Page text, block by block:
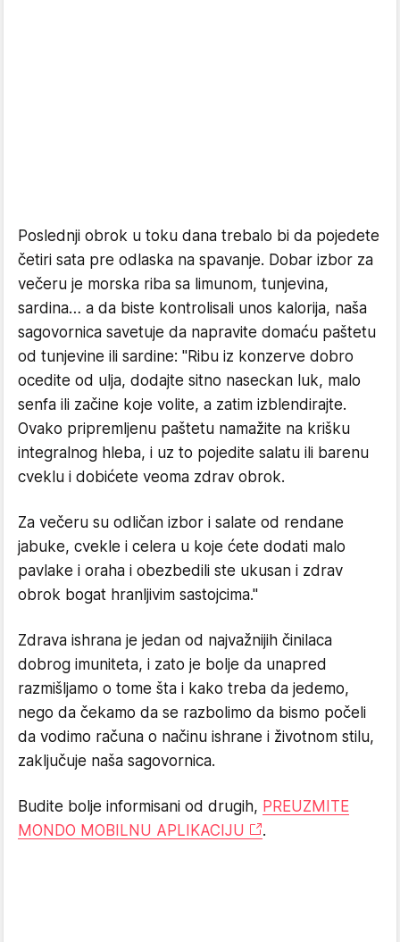
Poslednji obrok u toku dana trebalo bi da pojedete
četiri sata pre odlaska na spavanje. Dobar izbor za
večeru je morska riba sa limunom, tunjevina,
sardina… a da biste kontrolisali unos kalorija, naša
sagovornica savetuje da napravite domaću paštetu
od tunjevine ili sardine: "Ribu iz konzerve dobro
ocedite od ulja, dodajte sitno naseckan luk, malo
senfa ili začine koje volite, a zatim izblendirajte.
Ovako pripremljenu paštetu namažite na krišku
integralnog hleba, i uz to pojedite salatu ili barenu
cveklu i dobićete veoma zdrav obrok.
Za večeru su odličan izbor i salate od rendane
jabuke, cvekle i celera u koje ćete dodati malo
pavlake i oraha i obezbedili ste ukusan i zdrav
obrok bogat hranljivim sastojcima."
Zdrava ishrana je jedan od najvažnijih činilaca
dobrog imuniteta, i zato je bolje da unapred
razmišljamo o tome šta i kako treba da jedemo,
nego da čekamo da se razbolimo da bismo počeli
da vodimo računa o načinu ishrane i životnom stilu,
zaključuje naša sagovornica.
Budite bolje informisani od drugih, PREUZMITE
MONDO MOBILNU APLIKACIJU
.